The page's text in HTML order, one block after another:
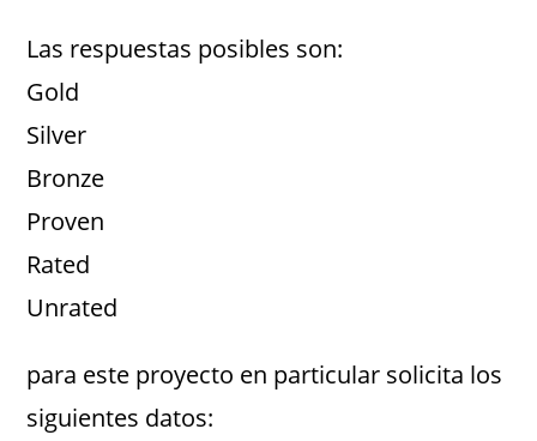
Las respuestas posibles son:
Gold
Silver
Bronze
Proven
Rated
Unrated
para este proyecto en particular solicita los
siguientes datos: